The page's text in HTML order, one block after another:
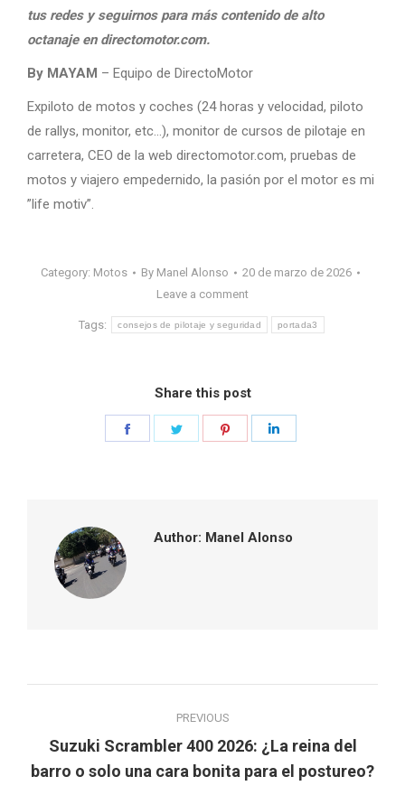
tus redes y seguirnos para más contenido de alto
octanaje en directomotor.com.
By MAYAM – Equipo de DirectoMotor
Expiloto de motos y coches (24 horas y velocidad, piloto
de rallys, monitor, etc…), monitor de cursos de pilotaje en
carretera, CEO de la web directomotor.com, pruebas de
motos y viajero empedernido, la pasión por el motor es mi
”life motiv”.
Category: Motos By Manel Alonso
20 de marzo de 2026
Leave a comment
Tags: consejos de pilotaje y seguridad portada3
Share this post
Author: Manel Alonso
navigation
PREVIOUS
Previous
post:
Suzuki Scrambler 400 2026: ¿La reina del
barro o solo una cara bonita para el postureo?